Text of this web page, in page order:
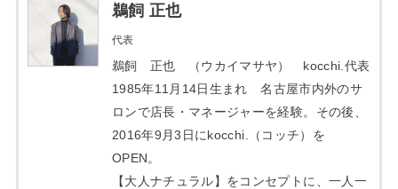
鵜飼 正也
代表
鵜飼 正也 （ウカイマサヤ） kocchi.代表
1985年11月14日生まれ 名古屋市内外のサ
ロンで店長・マネージャーを経験。その後、
2016年9月3日にkocchi.（コッチ）を
OPEN。
【大人ナチュラル】をコンセプトに、一人一